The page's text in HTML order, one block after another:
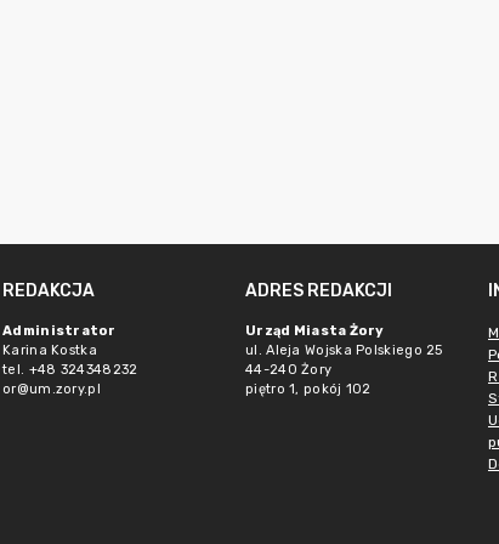
REDAKCJA
Administrator
Karina Kostka
tel. +48 324348232
or@um.zory.pl
ADRES REDAKCJI
Urząd Miasta Żory
ul. Aleja Wojska Polskiego 25
44-240 Żory
piętro 1, pokój 102